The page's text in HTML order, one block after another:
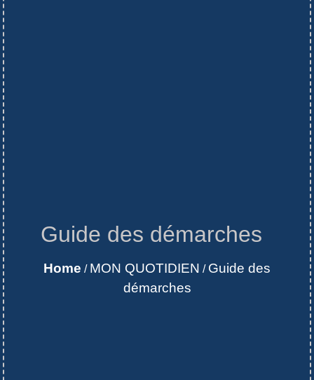
Guide des démarches
Home / MON QUOTIDIEN / Guide des
démarches